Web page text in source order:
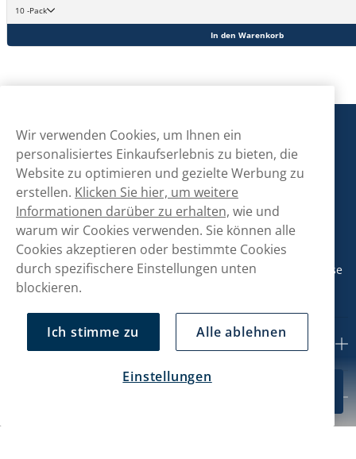
CHF 49.69
10 -Pack
In den Warenkorb
Snusmarkt
Kontaktiere uns!
hallo@snusmarkt.ch
+410800561053
Mo/Di: 08:30-17 Uhr (Pause 12-13) Mi/Do: 10:30-19 Uhr (Pause
Wir verwenden Cookies, um Ihnen ein
personalisiertes Einkaufserlebnis zu bieten, die
Website zu optimieren und gezielte Werbung zu
erstellen. Klicken Sie hier, um weitere
Informationen darüber zu erhalten, wie und
warum wir Cookies verwenden. Sie können alle
Cookies akzeptieren oder bestimmte Cookies
durch spezifischere Einstellungen unten
blockieren.
Ich stimme zu Alle ablehnen
Einstellungen